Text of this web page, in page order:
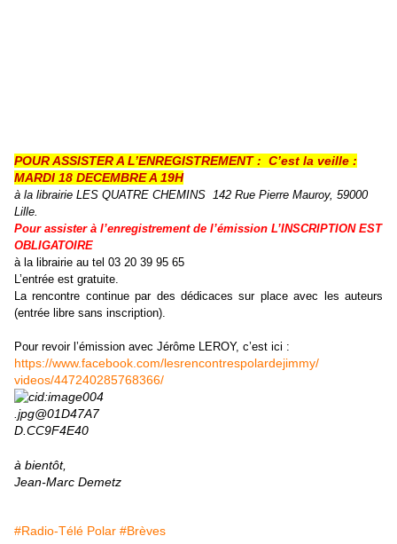
POUR ASSISTER A L’ENREGISTREMENT : C’est la veille :
MARDI 18 DECEMBRE A 19H
à la librairie LES QUATRE CHEMINS 142 Rue Pierre Mauroy, 59000
Lille.
Pour assister à l’enregistrement de l’émission L’INSCRIPTION EST
OBLIGATOIRE
à la librairie au tel 03 20 39 95 65
L’entrée est gratuite.
La rencontre continue par des dédicaces sur place avec les auteurs
(entrée libre sans inscription).
Pour revoir l’émission avec Jérôme LEROY, c’est ici :
https://www.facebook.com/lesrencontrespolardejimmy/
videos/447240285768366/
à bientôt,
Jean-Marc Demetz
#Radio-Télé Polar #Brèves